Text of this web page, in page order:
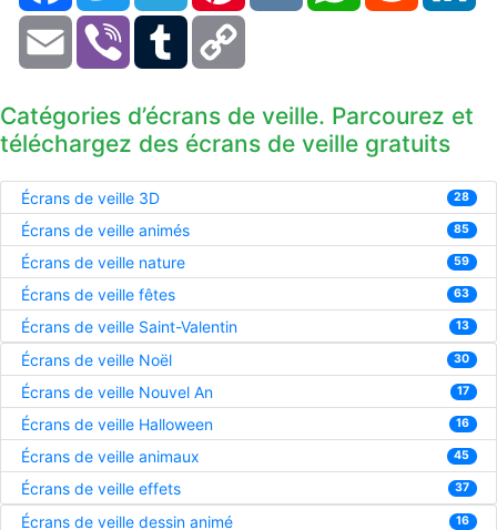
Email Viber Tumblr
Catégories d’écrans de veille. Parcourez et
téléchargez des écrans de veille gratuits
Écrans de veille 3D 28
Écrans de veille animés 85
Écrans de veille nature 59
Écrans de veille fêtes 63
Écrans de veille Saint-Valentin 13
Écrans de veille Noël 30
Écrans de veille Nouvel An 17
Écrans de veille Halloween 16
Écrans de veille animaux 45
Écrans de veille effets 37
Écrans de veille dessin animé 16